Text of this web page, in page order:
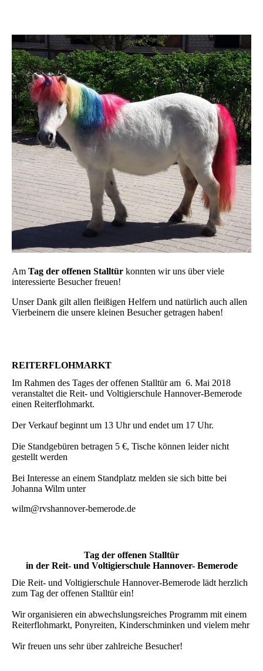
Am Tag der offenen Stalltür konnten wir uns über viele
interessierte Besucher freuen!
Unser Dank gilt allen fleißigen Helfern und natürlich auch allen
Vierbeinern die unsere kleinen Besucher getragen haben!
REITERFLOHMARKT
Im Rahmen des Tages der offenen Stalltür am 6. Mai 2018
veranstaltet die Reit- und Voltigierschule Hannover-Bemerode
einen Reiterflohmarkt.
Der Verkauf beginnt um 13 Uhr und endet um 17 Uhr.
Die Standgebüren betragen 5 €, Tische können leider nicht
gestellt werden
Bei Interesse an einem Standplatz melden sie sich bitte bei
Johanna Wilm unter
wilm@rvshannover-bemerode.de
Tag der offenen Stalltür
in der Reit- und Voltigierschule Hannover- Bemerode
Die Reit- und Voltigierschule Hannover-Bemerode lädt herzlich
zum Tag der offenen Stalltür ein!
Wir organisieren ein abwechslungsreiches Programm mit einem
Reiterflohmarkt, Ponyreiten, Kinderschminken und vielem mehr
Wir freuen uns sehr über zahlreiche Besucher!